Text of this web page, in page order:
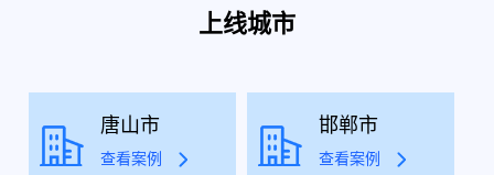
上线城市
唐山市
查看案例
邯郸市
查看案例